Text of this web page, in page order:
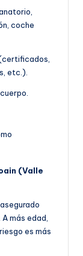
coche
etc.).
(Valle
más edad,
es más